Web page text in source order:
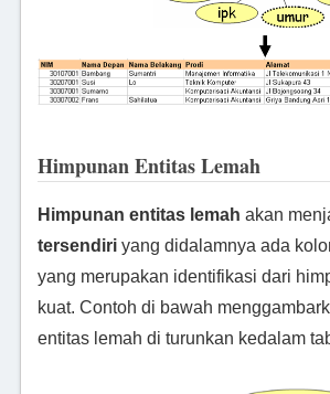
Himpunan Entitas Lemah
Himpunan entitas lemah akan
tersendiriyang didalamnya ada
yang merupakan identifikasi dari
kuat. Contoh di bawah
entitas lemah di turunkan kedalam